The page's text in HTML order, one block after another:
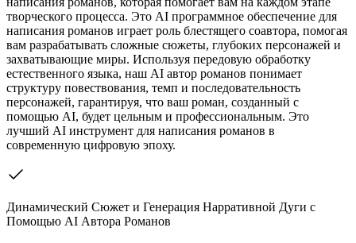
творческого процесса. Это AI программное обеспечение для
написания романов играет роль блестящего соавтора, помогая
вам разрабатывать сложные сюжеты, глубоких персонажей и
захватывающие миры. Используя передовую обработку
естественного языка, наш AI автор романов понимает
структуру повествования, темп и последовательность
персонажей, гарантируя, что ваш роман, созданный с
помощью AI, будет цельным и профессиональным. Это
лучший AI инструмент для написания романов в
современную цифровую эпоху.
Динамический Сюжет и Генерация Нарративной Дуги с
Помощью AI Автора Романов